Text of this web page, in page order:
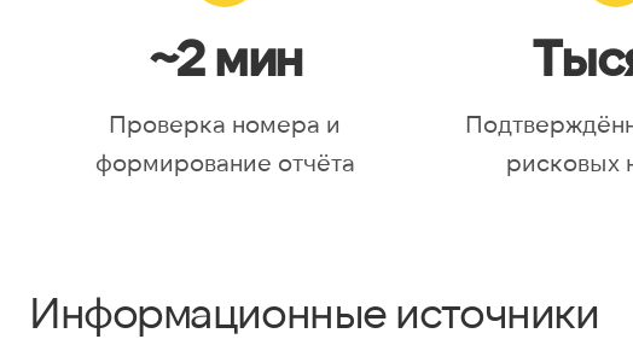
~2 мин
Проверка номера и
формирование отчёта
рисковых
Информационные источники